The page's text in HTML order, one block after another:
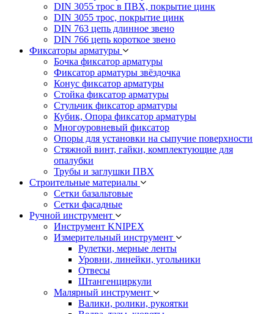
DIN 3055 трос в ПВХ, покрытие цинк
DIN 3055 трос, покрытие цинк
DIN 763 цепь длинное звено
DIN 766 цепь короткое звено
Фиксаторы арматуры
Бочка фиксатор арматуры
Фиксатор арматуры звёздочка
Конус фиксатор арматуры
Стойка фиксатор арматуры
Стульчик фиксатор арматуры
Кубик, Опора фиксатор арматуры
Многоуровневый фиксатор
Опоры для установки на сыпучие поверхности
Стяжной винт, гайки, комплектующие для
опалубки
Трубы и заглушки ПВХ
Строительные материалы
Сетки базальтовые
Сетки фасадные
Ручной инструмент
Инструмент KNIPEX
Измерительный инструмент
Рулетки, мерные ленты
Уровни, линейки, угольники
Отвесы
Штангенциркули
Малярный инструмент
Валики, ролики, рукоятки